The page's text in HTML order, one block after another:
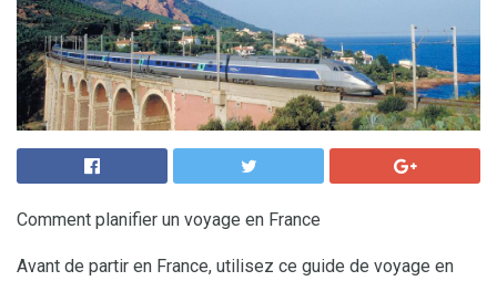
Comment planifier un voyage en France
Avant de partir en France, utilisez ce guide de voyage en